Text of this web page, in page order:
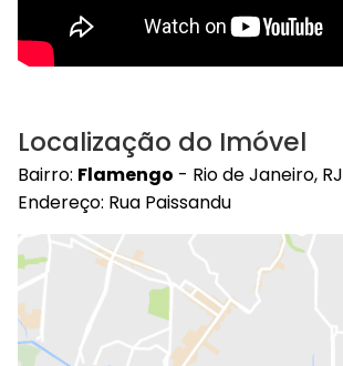
Localização do Imóvel
Bairro: Flamengo - Rio de Janeiro, RJ
Endereço: Rua Paissandu